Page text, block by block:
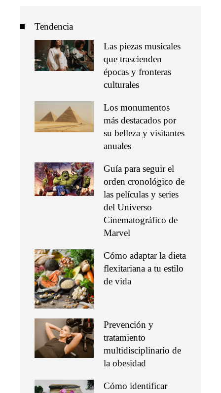
Tendencia
Las piezas musicales
que trascienden
épocas y fronteras
culturales
Los monumentos
más destacados por
su belleza y visitantes
anuales
Guía para seguir el
orden cronológico de
las películas y series
del Universo
Cinematográfico de
Marvel
Cómo adaptar la dieta
flexitariana a tu estilo
de vida
Prevención y
tratamiento
multidisciplinario de
la obesidad
Cómo identificar